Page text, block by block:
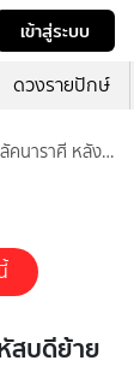
เข้าสู่ระบบ
ดวงรายปักษ์
คนาราศี หลัง
สบดีย้าย